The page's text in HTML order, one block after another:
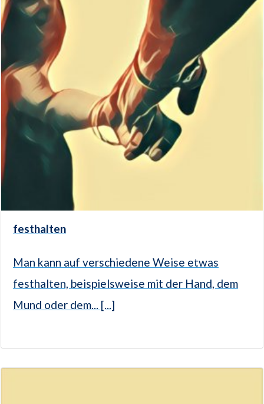
festhalten
Man kann auf verschiedene Weise etwas
festhalten, beispielsweise mit der Hand, dem
Mund oder dem... [...]